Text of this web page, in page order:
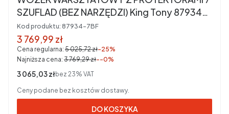
SZUFLAD (BEZ NARZĘDZI) King Tony 87934-
7BF
Kod produktu: 87934-7BF
Cena promocyjna brutto
3 769,99 zł
Cena regularna: 5 025,72 zł-25%
Najniższa cena: 3 769,29 zł--0%
Cena netto
3 065,03 złbez 23% VAT
Ceny podane bez kosztów dostawy.
DO KOSZYKA